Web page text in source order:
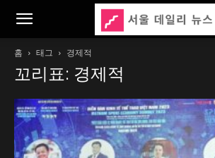
홈 태그 경제적
꼬리표: 경제적